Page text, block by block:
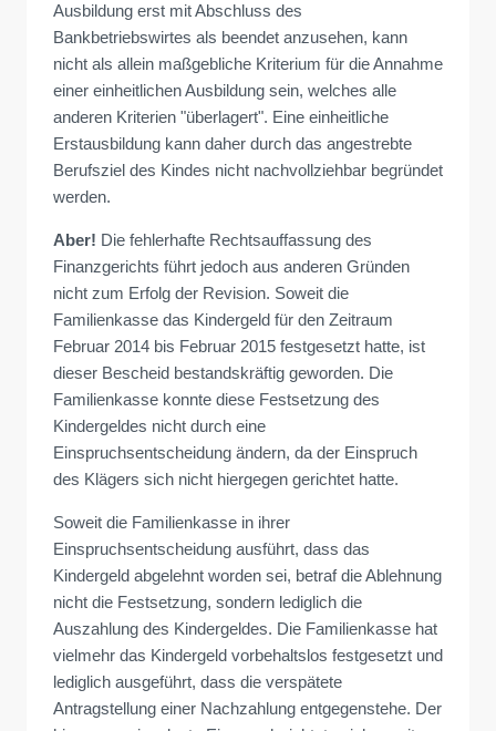
Ausbildung erst mit Abschluss des
Bankbetriebswirtes als beendet anzusehen, kann
nicht als allein maßgebliche Kriterium für die Annahme
einer einheitlichen Ausbildung sein, welches alle
anderen Kriterien "überlagert". Eine einheitliche
Erstausbildung kann daher durch das angestrebte
Berufsziel des Kindes nicht nachvollziehbar begründet
werden.
Aber! Die fehlerhafte Rechtsauffassung des
Finanzgerichts führt jedoch aus anderen Gründen
nicht zum Erfolg der Revision. Soweit die
Familienkasse das Kindergeld für den Zeitraum
Februar 2014 bis Februar 2015 festgesetzt hatte, ist
dieser Bescheid bestandskräftig geworden. Die
Familienkasse konnte diese Festsetzung des
Kindergeldes nicht durch eine
Einspruchsentscheidung ändern, da der Einspruch
des Klägers sich nicht hiergegen gerichtet hatte.
Soweit die Familienkasse in ihrer
Einspruchsentscheidung ausführt, dass das
Kindergeld abgelehnt worden sei, betraf die Ablehnung
nicht die Festsetzung, sondern lediglich die
Auszahlung des Kindergeldes. Die Familienkasse hat
vielmehr das Kindergeld vorbehaltslos festgesetzt und
lediglich ausgeführt, dass die verspätete
Antragstellung einer Nachzahlung entgegenstehe. Der